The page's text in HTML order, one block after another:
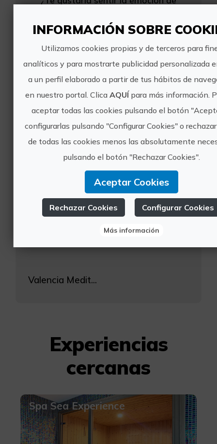
ciclista a España? Llanea, escala,
desciende y esprinta en el Parque
Natural de la Sierra Calderona, donde,
y como recompensa fi...
Valencia Mediterranean en 4 etapas
Duración: 6 días, 5 noches y 4 etapas
Nivel: Intermedio
Distancia total: 200 km aprox.
Valencia Medit...
Experiencias
cercanas
Spa Sea Experience
INFORMACIÓN SOBRE
Utilizamos cookies propias y de terceros para
analíticos y para mostrarte publicidad personalizada
a un perfil elaborado a partir de tus hábitos de
en nuestro portal. Clica AQUÍ para más información.
aceptar todas las cookies pulsando el botón
configurarlas pulsando "Configurar Cookies" o
de todas las cookies menos las absolutamente
pulsando el botón "Rechazar Cookies".
Aceptar Cookies
Rechazar Cookies Configurar Cookies
Más información